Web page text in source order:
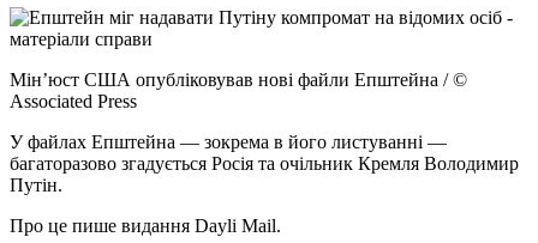
Мінʼюст США опубліковував нові файли Епштейна / ©
Associated Press
У файлах Епштейна — зокрема в його листуванні —
багаторазово згадується Росія та очільник Кремля Володимир
Путін.
Про це пише видання Dayli Mail.